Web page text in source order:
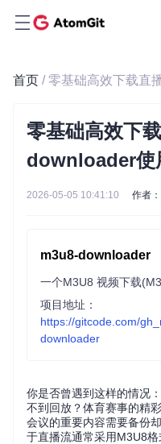
首页
零基础高效下
downloader使
2026-05-05 10:41:10 作者
m3u8-downloader
项目地址：
https://gitcode.com/
downloader
你是否曾遇到这样的情况
不到回放？体育赛事的精
会议的重要内容需要备份
于直播流通常采用M3U8